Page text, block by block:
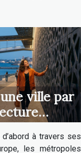
ville par
: un
inédit
à travers ses
les métropoles